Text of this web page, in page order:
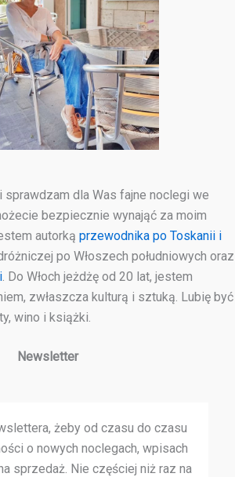
sprawdzam dla Was fajne noclegi we
bezpiecznie wynająć za moim
autorką przewodnika po Toskanii i
po Włoszech południowych oraz
. Do Włoch jeżdżę od 20 lat, jestem
zwłaszcza kulturą i sztuką. Lubię być
wino i książki.
Newsletter
żeby od czasu do czasu
o nowych noclegach, wpisach
sprzedaż. Nie częściej niż raz na